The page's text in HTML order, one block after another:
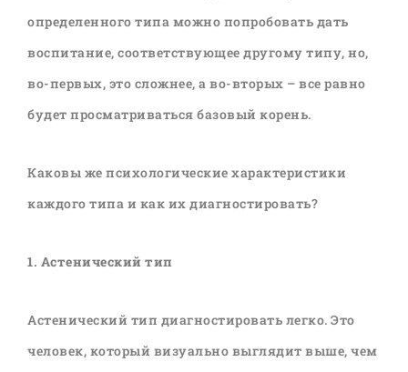
определенного типа можно попробовать дать
воспитание, соответствующее другому типу, но,
во-первых, это сложнее, а во-вторых – все равно
будет просматриваться базовый корень.
Каковы же психологические характеристики
каждого типа и как их диагностировать?
1. Астенический тип
Астенический тип диагностировать легко. Это
человек, который визуально выглядит выше, чем